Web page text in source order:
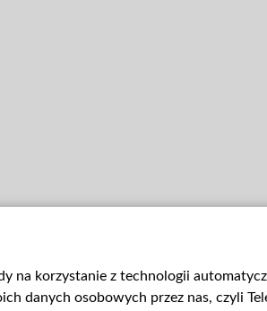
na korzystanie z technologii
danych osobowych przez nas, czyli